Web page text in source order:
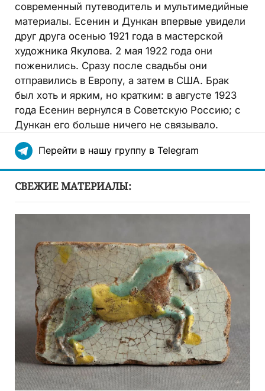
современный путеводитель и мультимедийные
материалы. Есенин и Дункан впервые увидели
друг друга осенью 1921 года в мастерской
художника Якулова. 2 мая 1922 года они
поженились. Сразу после свадьбы они
отправились в Европу, а затем в США. Брак
был хоть и ярким, но кратким: в августе 1923
года Есенин вернулся в Советскую Россию; с
Дункан его больше ничего не связывало.
Перейти в нашу группу в Telegram
СВЕЖИЕ МАТЕРИАЛЫ: